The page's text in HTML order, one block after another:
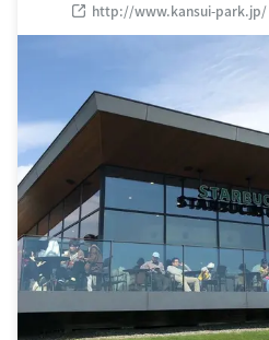
http://www.kansui-park.jp/